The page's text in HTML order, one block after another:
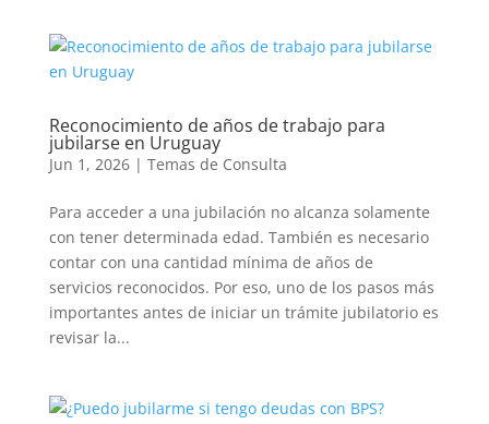
Reconocimiento de años de trabajo para
jubilarse en Uruguay
Jun 1, 2026| Temas de Consulta
Para acceder a una jubilación no alcanza solamente
con tener determinada edad. También es necesario
contar con una cantidad mínima de años de
servicios reconocidos. Por eso, uno de los pasos más
importantes antes de iniciar un trámite jubilatorio es
revisar la...